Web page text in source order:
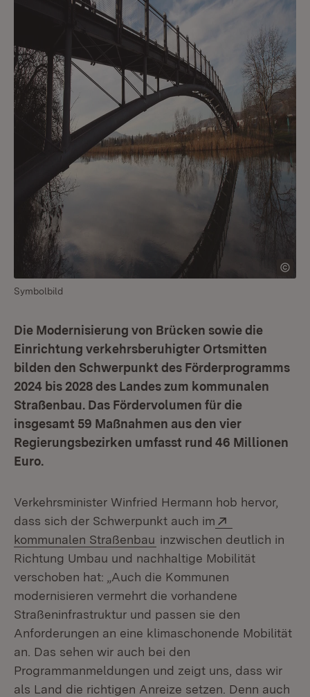
Symbolbild
Die Modernisierung von Brücken sowie die
Einrichtung verkehrsberuhigter Ortsmitten
bilden den Schwerpunkt des Förderprogramms
2024 bis 2028 des Landes zum kommunalen
Straßenbau. Das Fördervolumen für die
insgesamt 59 Maßnahmen aus den vier
Regierungsbezirken umfasst rund 46 Millionen
Euro.
Verkehrsminister Winfried Hermann hob hervor,
dass sich der Schwerpunkt auch im
kommunalen Straßenbau (Öffnet in neuem Fenster)
inzwischen deutlich in
Richtung Umbau und nachhaltige Mobilität
verschoben hat: „Auch die Kommunen
modernisieren vermehrt die vorhandene
Straßeninfrastruktur und passen sie den
Anforderungen an eine klimaschonende Mobilität
an. Das sehen wir auch bei den
Programmanmeldungen und zeigt uns, dass wir
als Land die richtigen Anreize setzen. Denn auch